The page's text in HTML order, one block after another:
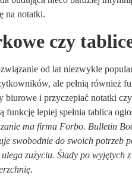
na notatki.
czy
od lat niezwykle
ale pełnią również
i przyczepiać notatki
funkcję lepiej spełnia tablica
ma firma Forbo. Bulletin B
swobodnie do swoich potrzeb
zużyciu. Ślady po wyjętych